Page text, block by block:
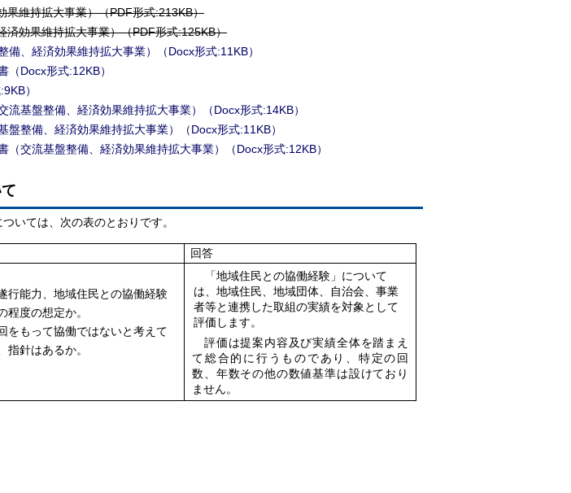
果維持拡大事業）（PDF形式:213KB）
済効果維持拡大事業）（PDF形式:125KB）
、経済効果維持拡大事業）（Docx形式:11KB）
Docx形式:12KB）
）
基盤整備、経済効果維持拡大事業）（Docx形式:14KB）
整備、経済効果維持拡大事業）（Docx形式:11KB）
交流基盤整備、経済効果維持拡大事業）（Docx形式:12KB）
いては、次の表のとおりです。
回答
行能力、地域住民との協働経験
程度の想定か。
をもって協働ではないと考えて
指針はあるか。
「地域住民との協働経験」について
は、地域住民、地域団体、自治会、事業
者等と連携した取組の実績を対象として
評価します。
評価は提案内容及び実績全体を踏まえ
て総合的に行う ものであり、特定の回
数、年数その他の数値基準は設けており
ません。